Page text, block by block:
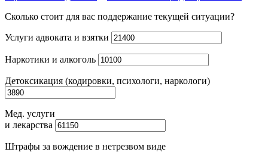
Сколько стоит для вас поддержание текущей ситуации?
Услуги адвоката и взятки
Наркотики и алкоголь
Детоксикация (кодировки, психологи, наркологи)
Мед. услуги
и лекарства
Штрафы за вождение в нетрезвом виде